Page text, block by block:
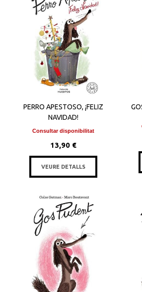
PERRO APESTOSO, ¡FELIZ
NAVIDAD!
Consultar disponibilitat
13,90 €
VEURE DETALLS